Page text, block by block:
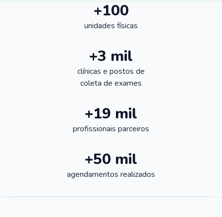
+100
unidades físicas
+3 mil
clínicas e postos de
coleta de exames
+19 mil
profissionais parceiros
+50 mil
agendamentos realizados